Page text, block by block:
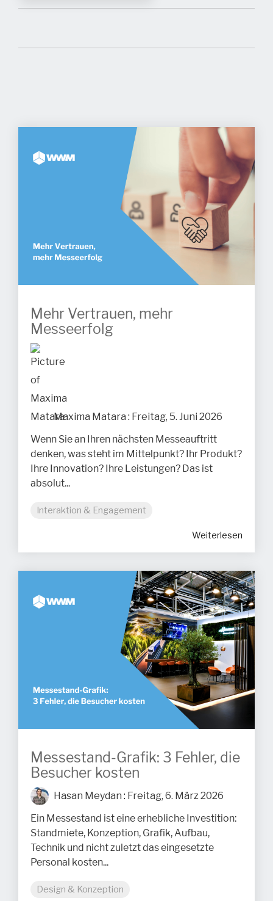
Mehr Vertrauen, mehr
Messeerfolg
Maxima Matara : Freitag, 5. Juni 2026
Wenn Sie an Ihren nächsten Messeauftritt
denken, was steht im Mittelpunkt? Ihr Produkt?
Ihre Innovation? Ihre Leistungen? Das ist
absolut...
Interaktion & Engagement
Weiterlesen
Messestand-Grafik: 3 Fehler, die
Besucher kosten
Hasan Meydan : Freitag, 6. März 2026
Ein Messestand ist eine erhebliche Investition:
Standmiete, Konzeption, Grafik, Aufbau,
Technik und nicht zuletzt das eingesetzte
Personal kosten...
Design & Konzeption